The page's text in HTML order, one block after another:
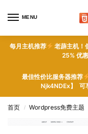
MENU
每月主机推荐
老薜主机
25% 优
最佳性价比服务器推荐
Njk4NDEx】 可
首页 / Wordpress免费主题